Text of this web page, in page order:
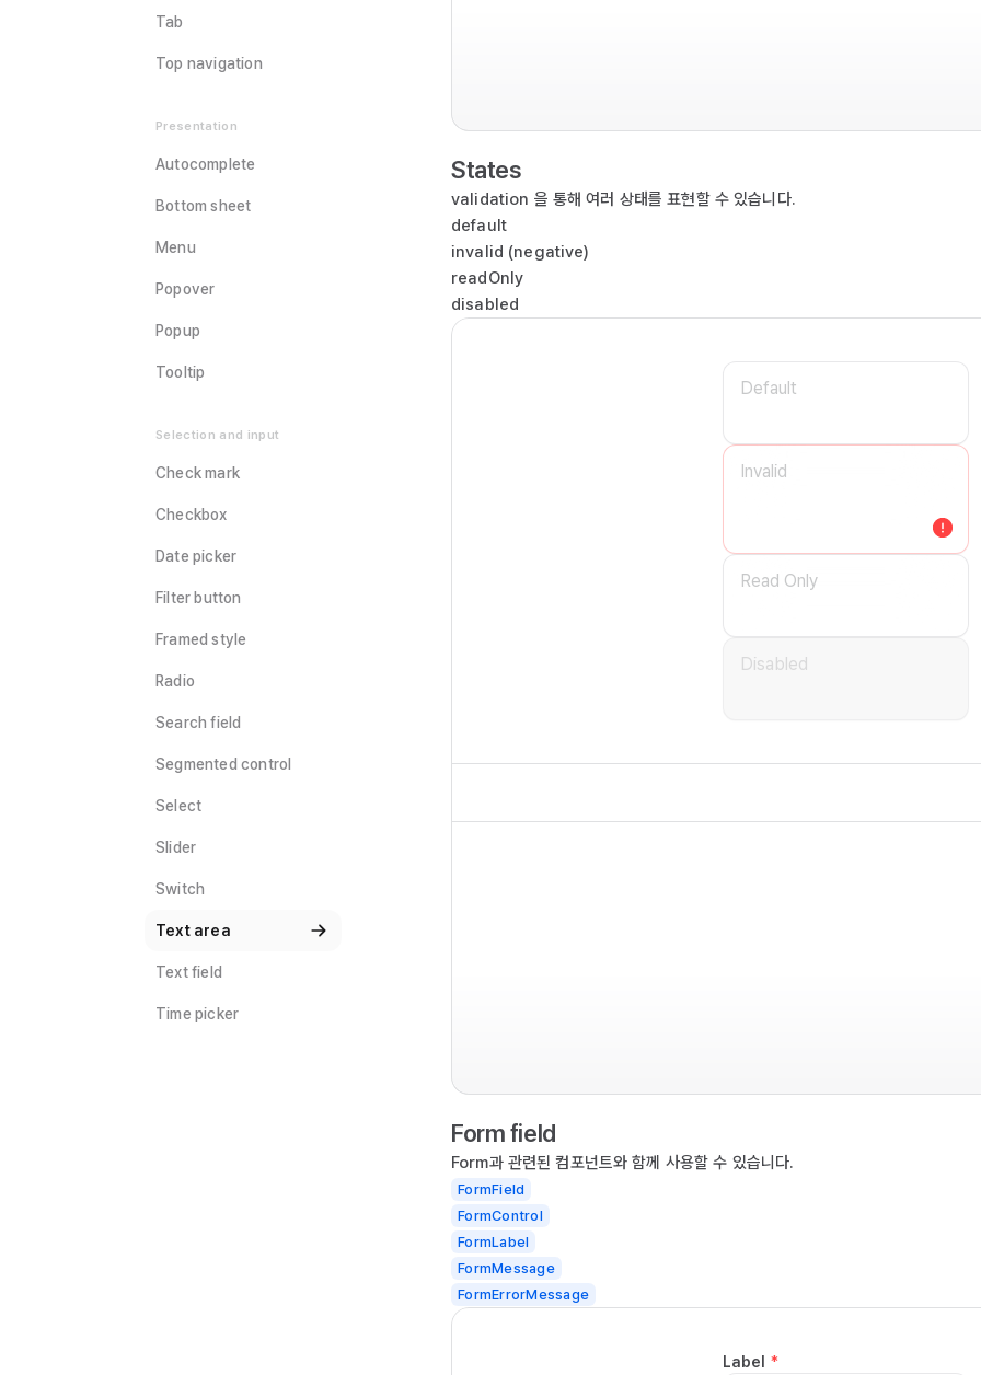
Tab
Top navigation
Presentation
Autocomplete
Bottom sheet
Menu
Popover
Popup
Tooltip
Selection and input
Check mark
Checkbox
Date picker
Filter button
Framed style
Radio
Search field
Segmented control
Select
Slider
Switch
Text area
Text field
Time picker
States
validation 을 통해 여러 상태를 표현할 수 있습니다.
default
invalid (negative)
readOnly
disabled
Form field
Form과 관련된 컴포넌트와 함께 사용할 수 있습니다.
FormField
FormControl
FormLabel
FormMessage
FormErrorMessage
Label *